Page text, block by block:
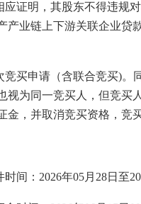
证明，其股东不得违规
产业链上下游关联企业
买申请（含联合竞买)
视为同一竞买人，但竞
，并取消竞买资格，竞
间：2026年05月28日至